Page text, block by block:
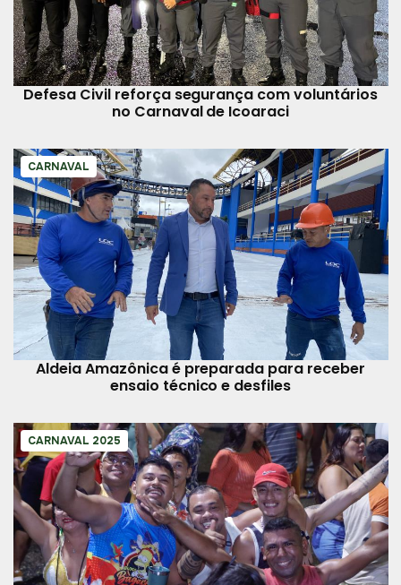
Defesa Civil reforça segurança com voluntários
no Carnaval de Icoaraci
CARNAVAL
Aldeia Amazônica é preparada para receber
ensaio técnico e desfiles
CARNAVAL 2025